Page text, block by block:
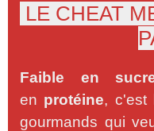
LE CHEAT
Faible en
en protéine, c'est
gourmands qui